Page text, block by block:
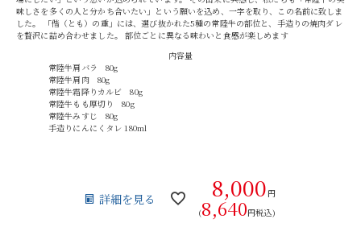
味しさを多くの人と分かち合いたい」という願いを込め、一字を取り、この名前に致しま
した。 「偕（とも）の重」には、選び抜かれた5種の常陸牛の部位と、手造りの焼肉ダレ
を贅沢に詰め合わせました。 部位ごとに異なる味わいと食感が楽しめます
内容量
常陸牛肩バラ 80g
常陸牛肩肉 80g
常陸牛霜降りカルビ 80g
常陸牛もも厚切り 80g
常陸牛みすじ 80g
手造りにんにくタレ 180ml
詳細を見る 8,000 円
(8,640円税込)